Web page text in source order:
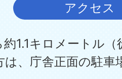
アクセス
約1.1キロメートル
は、庁舎正面の駐車